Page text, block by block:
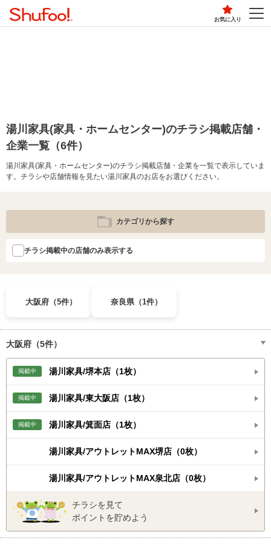
お気に入り
湯川家具(家具・ホームセンター)のチラシ掲載店舗・
企業一覧（6件）
湯川家具(家具・ホームセンター)のチラシ掲載店舗・企業を一覧で表示していま
す。チラシや店舗情報を見たい湯川家具のお店をお選びください。
カテゴリから探す
チラシ掲載中の店舗のみ表示する
大阪府（5件） 奈良県（1件）
大阪府（5件）
掲載中 湯川家具/堺本店（1枚）
掲載中 湯川家具/東大阪店（1枚）
掲載中 湯川家具/箕面店（1枚）
湯川家具/アウトレットMAX堺店（0枚）
湯川家具/アウトレットMAX泉北店（0枚）
チラシを見て
ポイントを貯めよう